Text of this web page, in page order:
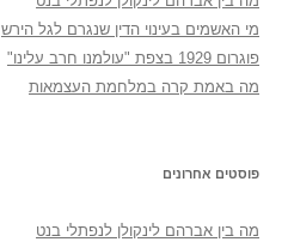
מי האשמים בעינוי הדין שנגרם לגל הירש
פוגרום 1929 בצפת "עולמנו חרב עלינו"
מה באמת קרה במלחמת העצמאות
פוסטים אחרונים
מה בין אברהם לינקולן לנפתלי בנט